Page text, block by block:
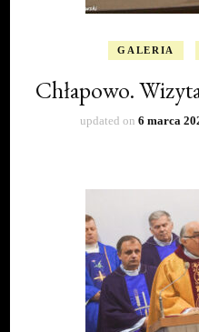
GALERIA
Chłapowo.
updated on 6 marca